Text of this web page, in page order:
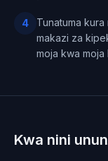
4
Tunatuma
makazi za
moja kwa
Kwa nini